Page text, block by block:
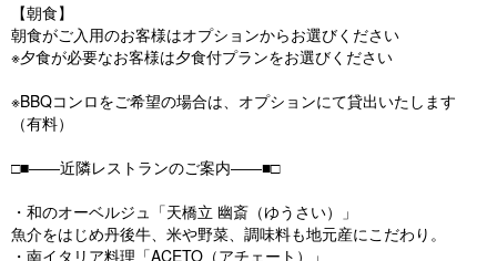
【朝食】
朝食がご入用のお客様はオプションからお選びください
※夕食が必要なお客様は夕食付プランをお選びください
※BBQコンロをご希望の場合は、オプションにて貸出いたします
（有料）
□■――近隣レストランのご案内――■□
・和のオーベルジュ「天橋立 幽斎（ゆうさい）」
魚介をはじめ丹後牛、米や野菜、調味料も地元産にこだわり。
・南イタリア料理「ACETO（アチェート）」